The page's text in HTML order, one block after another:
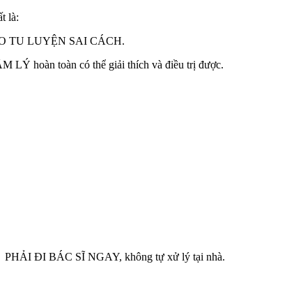
là:
TU LUYỆN SAI CÁCH.
LÝ hoàn toàn có thể giải thích và điều trị được.
PHẢI ĐI BÁC SĨ NGAY, không tự xử lý tại nhà.